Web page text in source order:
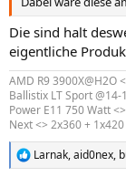
Die sind halt
eigentliche
AMD R9 3900X@H2O
Ballistix LT Sport
Power E11 750 Watt
Next <> 2x360 +
R
Larnak,aid0nex,